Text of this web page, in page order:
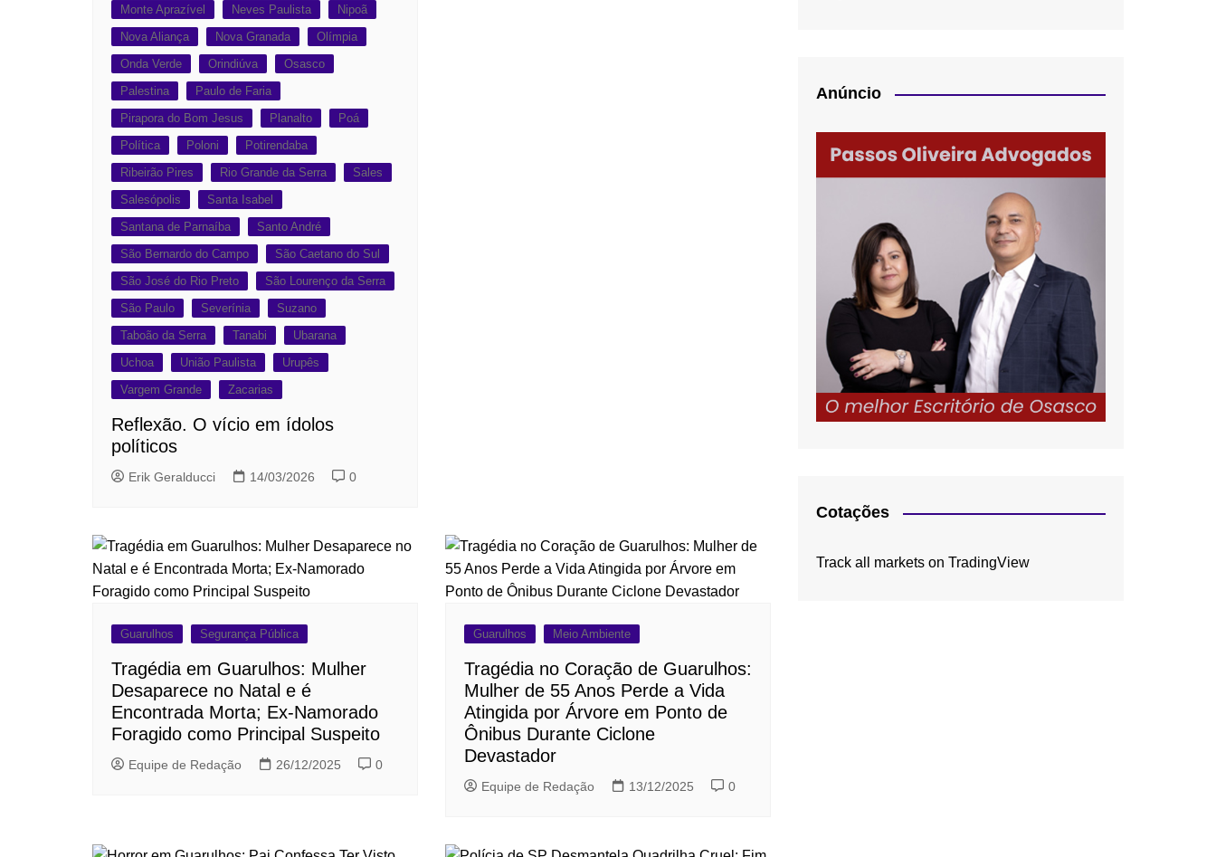
Monte Aprazível
Neves Paulista
Nipoã
Nova Aliança
Nova Granada
Olímpia
Onda Verde
Orindiúva
Osasco
Palestina
Paulo de Faria
Pirapora do Bom Jesus
Planalto
Poá
Política
Poloni
Potirendaba
Ribeirão Pires
Rio Grande da Serra
Sales
Salesópolis
Santa Isabel
Santana de Parnaíba
Santo André
São Bernardo do Campo
São Caetano do Sul
São José do Rio Preto
São Lourenço da Serra
São Paulo
Severínia
Suzano
Taboão da Serra
Tanabi
Ubarana
Uchoa
União Paulista
Urupês
Vargem Grande
Zacarias
Reflexão. O vício em ídolos
políticos
Erik Geralducci 14/03/2026 0
Guarulhos Segurança Pública
Tragédia em Guarulhos: Mulher
Desaparece no Natal e é
Encontrada Morta; Ex-Namorado
Foragido como Principal Suspeito
Equipe de Redação 26/12/2025 0
Guarulhos Meio Ambiente
Tragédia no Coração de Guarulhos:
Mulher de 55 Anos Perde a Vida
Atingida por Árvore em Ponto de
Ônibus Durante Ciclone
Devastador
Equipe de Redação 13/12/2025 0
Anúncio
Cotações
Track all markets on TradingView